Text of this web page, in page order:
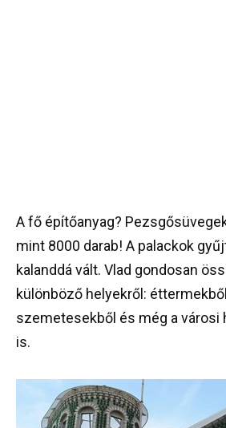
A fő építőanyag?
mint 8000 darab! A palackok
kalanddá vált. Vlad gondosan
különböző helyekről:
szemetesekből és még a városi
is.